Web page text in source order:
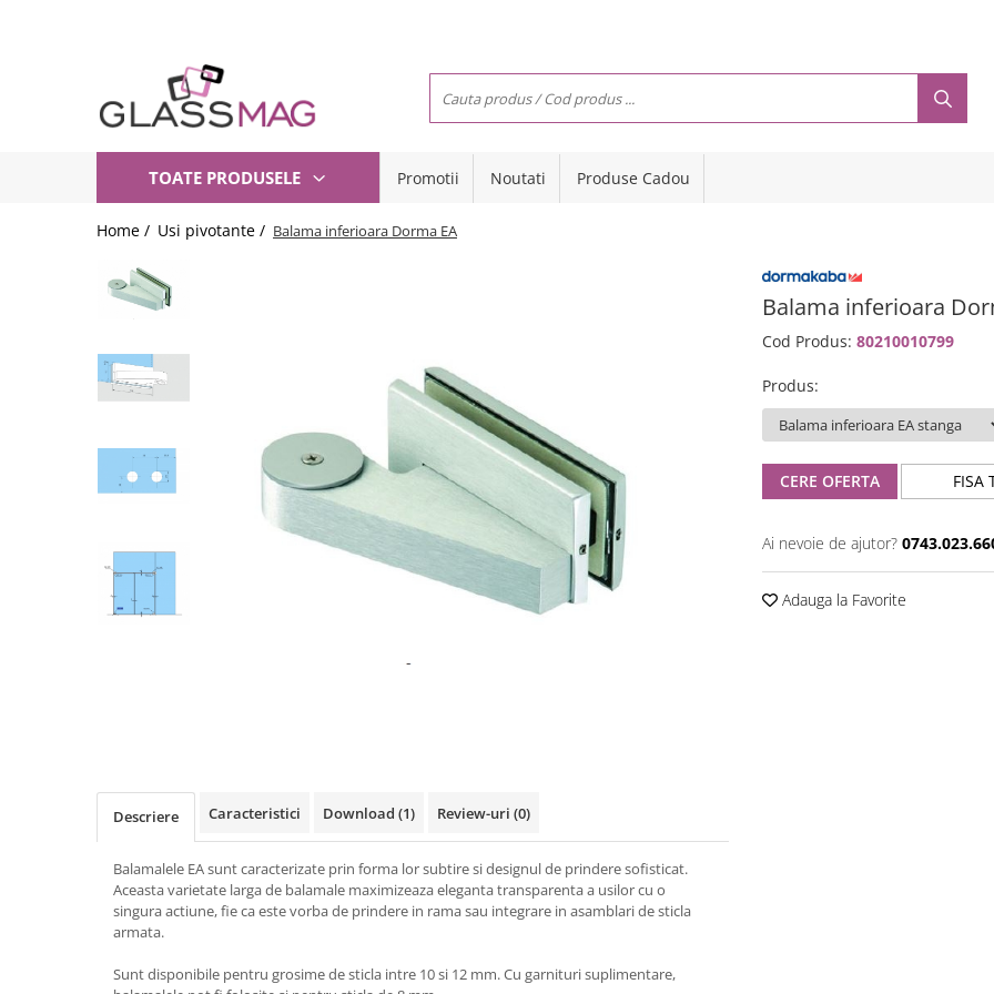
Usi pivotante
Seturi usi pivotante
Amortizoare pardoseala
Balamale usi batante
Balamale hidraulice
Balamale portita sticla
Balamale usi armonice
Usi pe toc
Set profil toc usa sticla
Profil toc usa sticla
Set broasca + balama + maner usa sticla
Balama usa sticla
Compartimentari
Usi glisante
Usi glisante manuale
Usi glisante automate
Componente usi glisante manuale
Usi armonice
Usi glisant-telescopice
Sisteme copertina
TOATE PRODUSELE Promotii Noutati Produse Cadou
Home / Usi pivotante / Balama inferioara Dorma EA
Balama inferioara
Cod Produs: 80210010799
Produs:
CERE OFERTA FISA
Ai nevoie de ajutor?
Adauga la Favorite
Descriere Caracteristici Download (1) Review-uri (0)
Balamalele EA sunt caracterizate prin forma lor subtire si designul de prindere sofisticat.
Aceasta varietate larga de balamale maximizeaza eleganta transparenta a usilor cu o
singura actiune, fie ca este vorba de prindere in rama sau integrare in asamblari de sticla
armata.
Sunt disponibile pentru grosime de sticla intre 10 si 12 mm. Cu garnituri suplimentare,